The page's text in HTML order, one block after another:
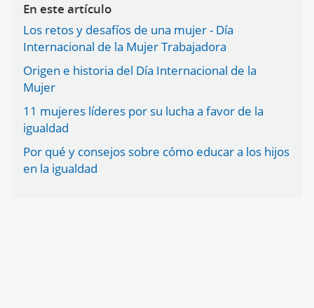
En este artículo
Los retos y desafíos de una mujer - Día
Internacional de la Mujer Trabajadora
Origen e historia del Día Internacional de la
Mujer
11 mujeres líderes por su lucha a favor de la
igualdad
Por qué y consejos sobre cómo educar a los hijos
en la igualdad